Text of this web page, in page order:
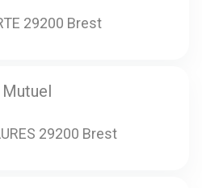
29200 Brest
29200 Brest